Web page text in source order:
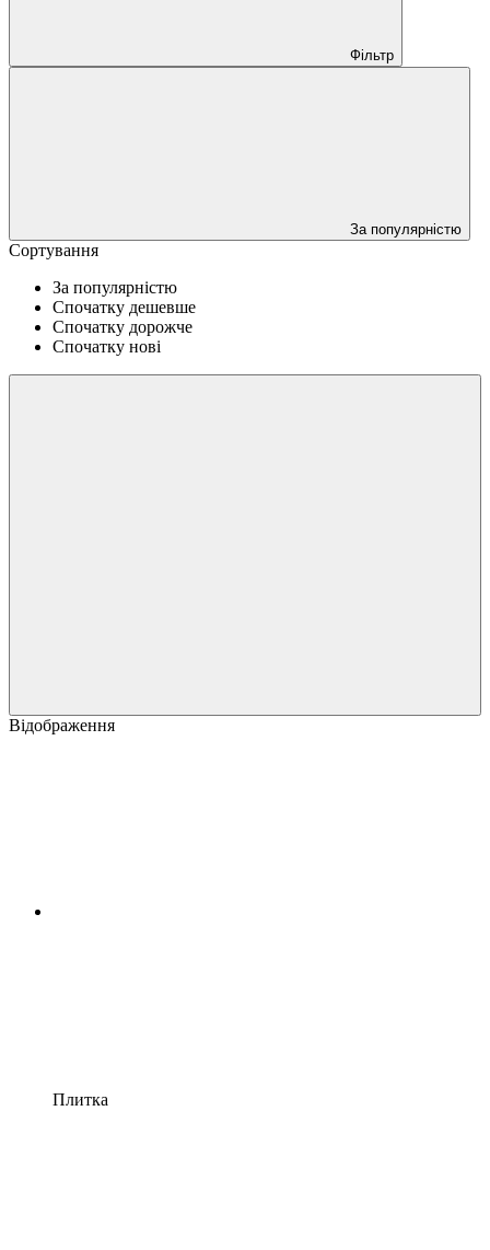
Фільтр
За популярністю
Сортування
За популярністю
Спочатку дешевше
Спочатку дорожче
Спочатку нові
Відображення
Плитка